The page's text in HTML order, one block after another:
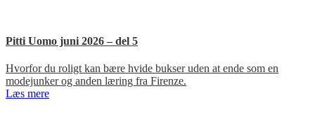
Pitti Uomo juni 2026 – del 5
Hvorfor du roligt kan bære hvide bukser uden at ende som en
modejunker og anden læring fra Firenze.
Læs mere